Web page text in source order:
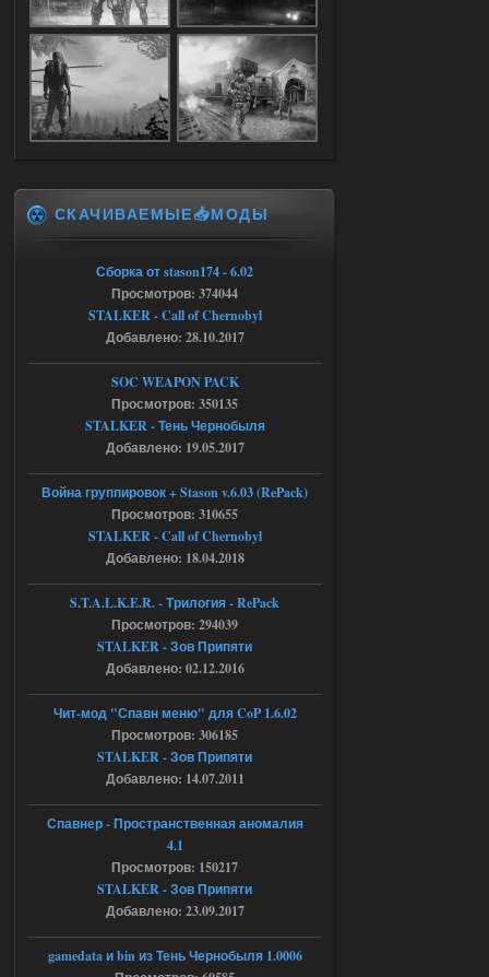
Dead Air: Refined
09:03
Stalker-Mods-Clan-su
Доступно только для пользователей
Объединенный Пак 2 + OGSR +
STCoP WP 3.4
Stalker-Mods-Clan-su
Доступно только для пользователей
Ответить ➤
Объединенный Пак 2 + OGSR +
STCoP WP 3.4
Доступно только для пользователей
Ответить ➤
04.08.2026
Объединенный Пак 2 + OGSR +
STCoP WP 3.4
Доступно только для пользователей
Ответить ➤
Объединенный Пак 2 + OGSR +
STCoP WP 3.4
Stalker-Mods-Clan-su
Доступно только для пользователей
СКАЧИВАЕМЫЕ📥МОДЫ
Сборка от stason174 - 6.02
Просмотров: 374044
STALKER - Call of Chernobyl
Добавлено: 28.10.2017
SOC WEAPON PACK
Просмотров: 350135
STALKER - Тень Чернобыля
Добавлено: 19.05.2017
Война группировок + Stason v.6.03 (RePack)
Просмотров: 310655
STALKER - Call of Chernobyl
Добавлено: 18.04.2018
S.T.A.L.K.E.R. - Трилогия - RePack
Просмотров: 294039
STALKER - Зов Припяти
Добавлено: 02.12.2016
Чит-мод "Спавн меню" для CoP 1.6.02
Просмотров: 306185
STALKER - Зов Припяти
Добавлено: 14.07.2011
Спавнер - Пространственная аномалия
4.1
Просмотров: 150217
STALKER - Зов Припяти
Добавлено: 23.09.2017
gamedata и bin из Тень Чернобыля 1.0006